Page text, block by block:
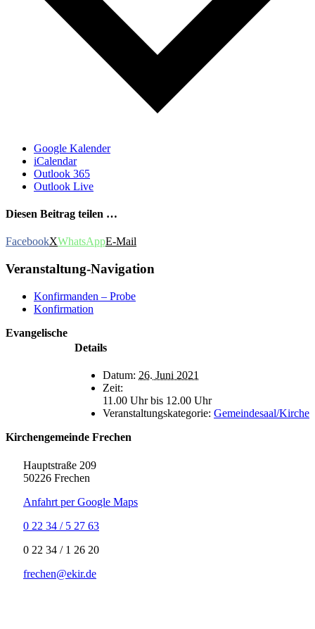
Google Kalender
iCalendar
Outlook 365
Outlook Live
Diesen Beitrag teilen …
FacebookXWhatsAppE-Mail
Veranstaltung-Navigation
Konfirmanden – Probe
Konfirmation
Details
Datum: 26. Juni 2021
Zeit:
11.00 Uhr bis 12.00 Uhr
Veranstaltungskategorie: Gemeindesaal/Kirche
Evangelische
Kirchengemeinde Frechen
Hauptstraße 209
50226 Frechen
Anfahrt per Google Maps
0 22 34 / 5 27 63
‍0 22 34 / ‍1 26 20
frechen@ekir.de